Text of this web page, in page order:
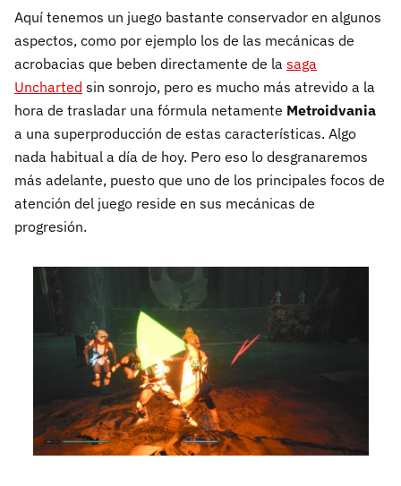
Aquí tenemos un juego bastante conservador en algunos
aspectos, como por ejemplo los de las mecánicas de
acrobacias que beben directamente de la saga
Uncharted sin sonrojo, pero es mucho más atrevido a la
hora de trasladar una fórmula netamente Metroidvania
a una superproducción de estas características. Algo
nada habitual a día de hoy. Pero eso lo desgranaremos
más adelante, puesto que uno de los principales focos de
atención del juego reside en sus mecánicas de
progresión.